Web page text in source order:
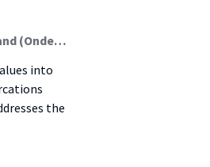
Jeroen van Grondelle (Onderzoeker); Koen Smit (Onderzoeker); Erik Slingerland (Onderzoeker); Johan Versendaal (Onderzoeker)
into
the